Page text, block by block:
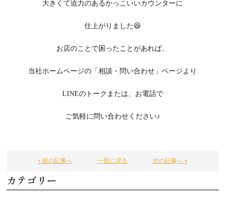
大きくて迫力のあるかっこいいカウンターに
仕上がりました😆
お店のことで困ったことがあれば、
当社ホームページの「相談・問い合わせ」ページより
LINEのトークまたは、お電話で
ご気軽に問い合わせください♪
« 前の記事へ 一覧に戻る 次の記事へ »
カテゴリー